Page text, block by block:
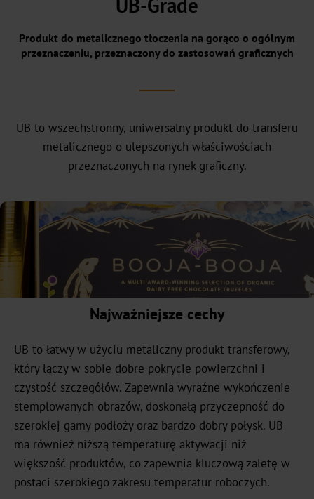
jesteśmy
Nasza
historia
rozwój
Zielone
Zrównoważona
Recykling
Innowacja
Kariera
Aktualności
Portal
Produkt do metalicznego tłoczenia na gorąco o ogólnym
przeznaczeniu, przeznaczony do zastosowań graficznych
UB to wszechstronny, uniwersalny produkt do transferu
metalicznego o ulepszonych właściwościach
przeznaczonych na rynek graficzny.
Najważniejsze cechy
UB to łatwy w użyciu metaliczny produkt transferowy,
który łączy w sobie dobre pokrycie powierzchni i
czystość szczegółów. Zapewnia wyraźne wykończenie
stemplowanych obrazów, doskonałą przyczepność do
szerokiej gamy podłoży oraz bardzo dobry połysk. UB
ma również niższą temperaturę aktywacji niż
większość produktów, co zapewnia kluczową zaletę w
postaci szerokiego zakresu temperatur roboczych.